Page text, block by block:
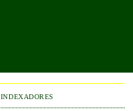
INDEXADORES